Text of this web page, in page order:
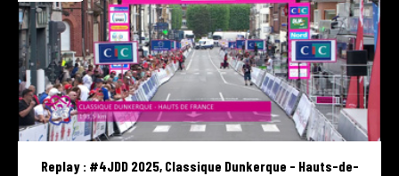
Replay : #4JDD 2025, Classique Dunkerque - Hauts-de-